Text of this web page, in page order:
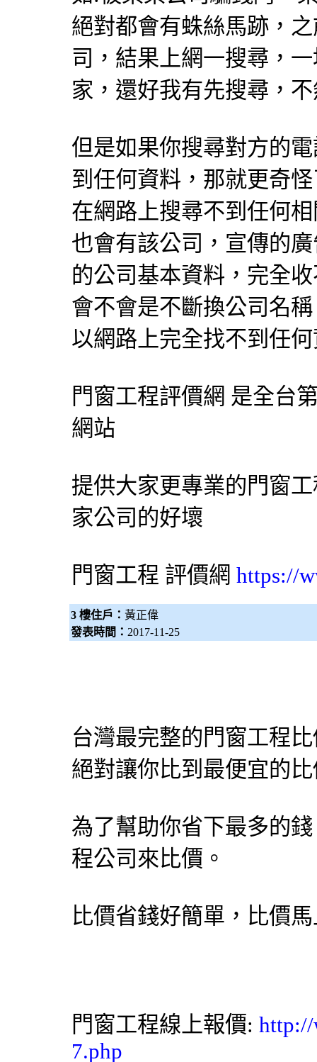
絕對都會有蛛絲馬跡，
司，結果上網一搜尋，
家，還好我有先搜尋，
但是如果你搜尋對方的
到任何資料，那就更奇
在網路上搜尋不到任何
也會有該公司，宣傳的
的公司基本資料，完全
會不會是不斷換公司名
以網路上完全找不到任
門窗工程評價網 是全台
網站
提供大家更專業的門窗
家公司的好壞
門窗工程 評價網 https://
3 樓住戶： 黃正偉
發表時間： 2017-11-25
台灣最完整的門窗工程
絕對讓你比到最便宜的
為了幫助你省下最多的
程公司來比價。
比價省錢好簡單，比價
門窗工程線上報價: http://
7.php